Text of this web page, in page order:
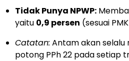
Tidak Punya NPWP:
yaitu 0,9 persen (sesuai
Catatan: Antam akan
potong PPh 22 pada setiap